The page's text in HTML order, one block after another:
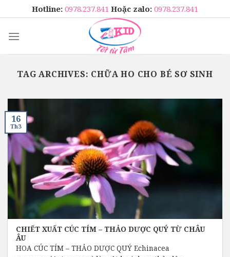
to
content
Hotline: 0978.237.841 Hoặc zalo: 0978.237.841
TAG ARCHIVES: CHỮA HO CHO BÉ SƠ SINH
CHIẾT XUẤT CÚC TÍM – THẢO DƯỢC QUÝ TỪ CHÂU
ÂU
HOA CÚC TÍM – THẢO DƯỢC QUÝ Echinacea
16
Th3